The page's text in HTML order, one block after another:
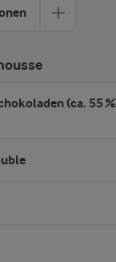
(ca. 55 %